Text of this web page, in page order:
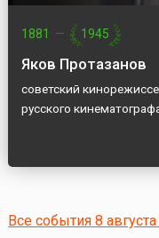
1881 — 1945
Яков Протазанов
советский
русского
Все события 8 августа